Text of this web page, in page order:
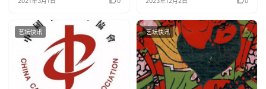
艺坛快讯 艺坛快讯